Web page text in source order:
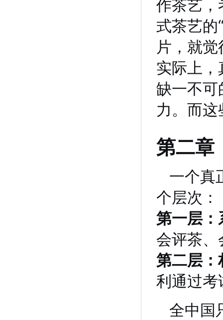
作茶艺，
式茶艺的
片，就觉
实际上
缺一不可
力。而
第二章
一个真
个层次：
第一层：
会评茶
第二层：
利通过考
全中国